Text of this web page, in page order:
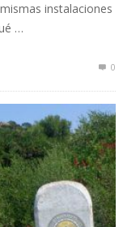
instalaciones
…
0